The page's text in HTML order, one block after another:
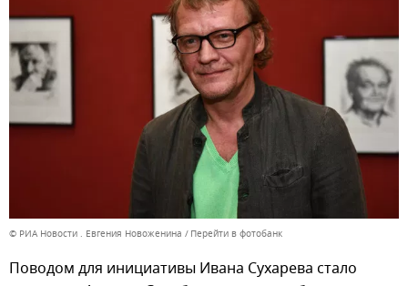
© РИА Новости . Евгения Новоженина Перейти в фотобанк
Поводом для инициативы Ивана Сухарева стало